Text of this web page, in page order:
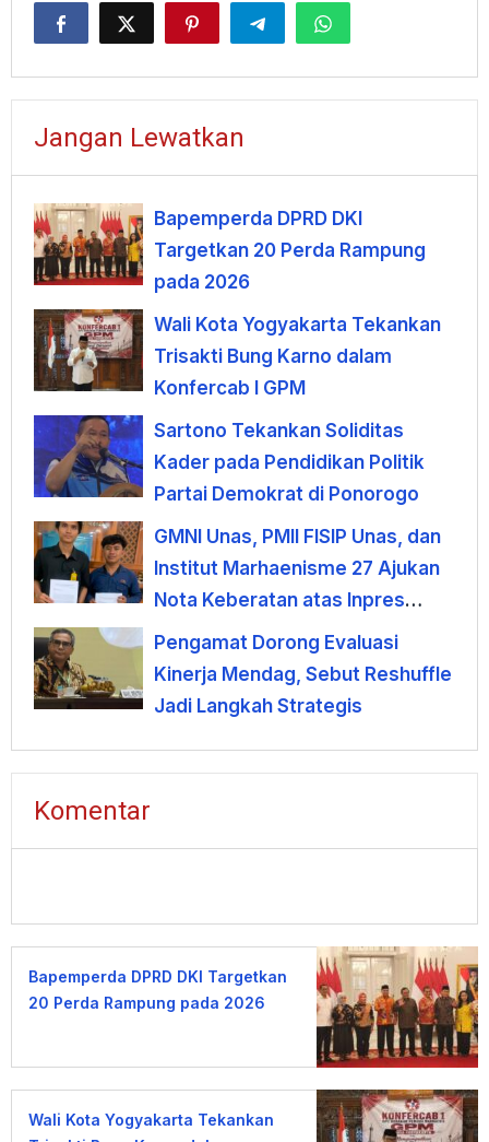
Jangan Lewatkan
Bapemperda DPRD DKI
Targetkan 20 Perda Rampung
pada 2026
Wali Kota Yogyakarta Tekankan
Trisakti Bung Karno dalam
Konfercab I GPM
Sartono Tekankan Soliditas
Kader pada Pendidikan Politik
Partai Demokrat di Ponorogo
GMNI Unas, PMII FISIP Unas, dan
Institut Marhaenisme 27 Ajukan
Nota Keberatan atas Inpres
KDMP
Pengamat Dorong Evaluasi
Kinerja Mendag, Sebut Reshuffle
Jadi Langkah Strategis
Komentar
Bapemperda DPRD DKI Targetkan
20 Perda Rampung pada 2026
Wali Kota Yogyakarta Tekankan